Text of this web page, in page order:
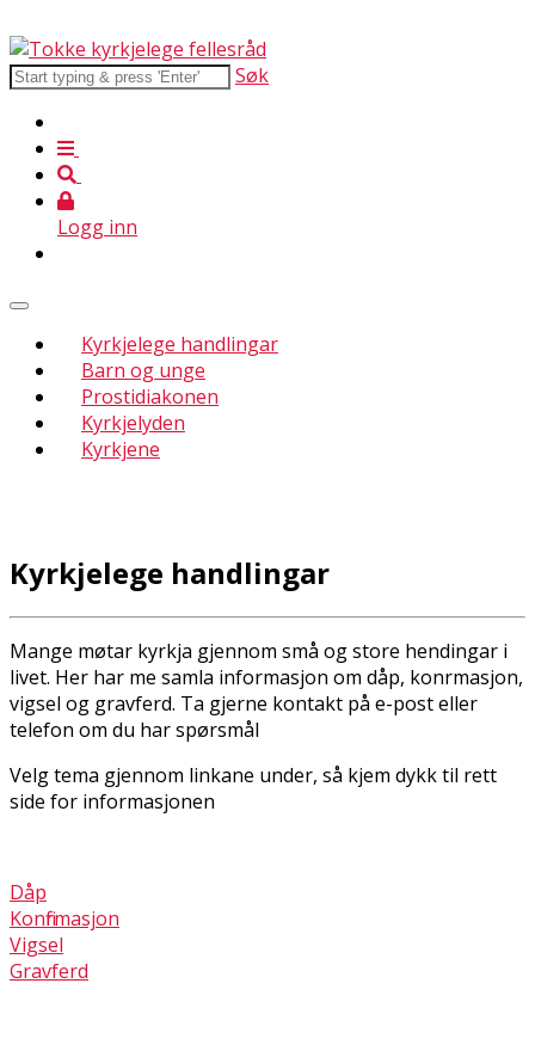
Søk
Logg inn
Kyrkjelege handlingar
Barn og unge
Prostidiakonen
Kyrkjelyden
Kyrkjene
Kyrkjelege handlingar
Mange møtar kyrkja gjennom små og store hendingar i
livet. Her har me samla informasjon om dåp, konfirmasjon,
vigsel og gravferd. Ta gjerne kontakt på e-post eller
telefon om du har spørsmål
Velg tema gjennom linkane under, så kjem dykk til rett
side for informasjonen
Dåp
Konfirmasjon
Vigsel
Gravferd